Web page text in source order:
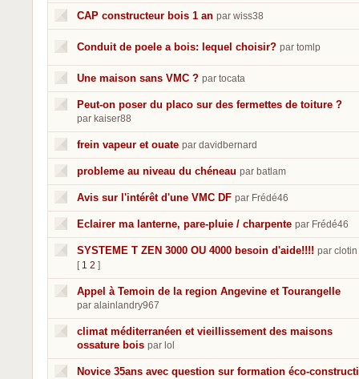
CAP constructeur bois 1 an par wiss38
Conduit de poele a bois: lequel choisir? par tomlp
Une maison sans VMC ? par tocata
Peut-on poser du placo sur des fermettes de toiture ?
par kaiser88
frein vapeur et ouate par davidbernard
probleme au niveau du chéneau par batlam
Avis sur l'intérêt d'une VMC DF par Frédé46
Eclairer ma lanterne, pare-pluie / charpente par Frédé46
SYSTEME T ZEN 3000 OU 4000 besoin d'aide!!!! par clotin
[ 1 2 ]
Appel à Temoin de la region Angevine et Tourangelle
par alainlandry967
climat méditerranéen et vieillissement des maisons
ossature bois par lol
Novice 35ans avec question sur formation éco-